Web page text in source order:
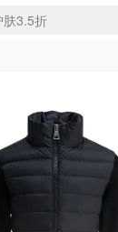
上新
肤3.5折
2.5折
好价汇总
9折
市实拍
捡漏
牌1折起
3折起
1折护肤1折
总送$50
物
折
奢地板价
6折
饰2折
销
礼物
肤
$33沐浴露
面霜$29
馆门票6折
$16送香薰
折
历$525
促3折
雾$16
£56
家4折
6折起
品2.7折
9折
容仪$881
Live
机$649
$24
5折
7折
折
4折
8.5折
德次日达
礼
具8折